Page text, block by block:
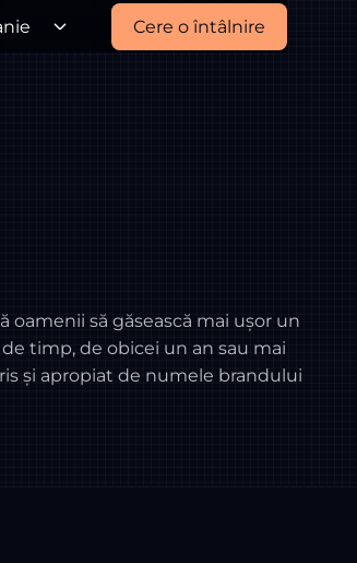
Cere o întâlnire
să găsească mai ușor un
timp, de obicei un an sau mai
și apropiat de numele brandului